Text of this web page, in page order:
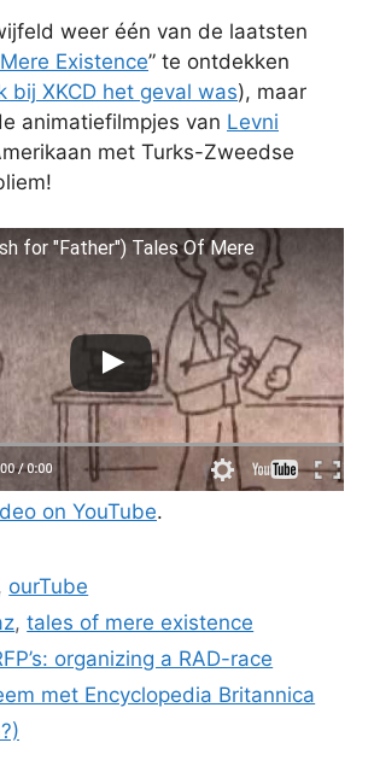
weer één van de laatsten
Existence” te ontdekken
bij XKCD het geval was), maar
animatiefilmpjes van Levni
met Turks-Zweedse
for "Father") Tales Of Mere
on YouTube.
ourTube
,tales of mere existence
organizing a RAD-race
met Encyclopedia Britannica